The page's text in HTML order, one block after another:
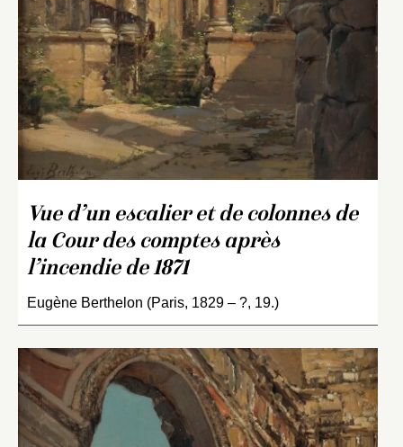
Vue d’un escalier et de colonnes de
la Cour des comptes après
l’incendie de 1871
Eugène Berthelon (Paris, 1829 – ?, 19.)